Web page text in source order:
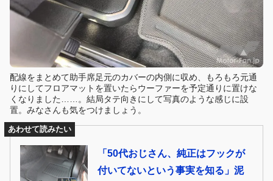
配線をまとめて助手席足元のカバーの内側に収め、もろもろ元通
りにしてフロアマットを置いたらウーファーを予定通りに置けな
くなりました……。結局タテ向きにして写真のような感じに設
置。みなさんも気をつけましょう。
あわせて読みたい
「50代おじさん、純正はフックが
付いてないという事実を知る」泥